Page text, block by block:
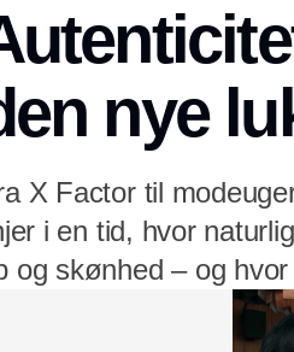
nye
X Factor til
i en tid, hvor
og skønhed – og